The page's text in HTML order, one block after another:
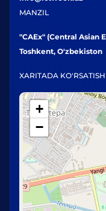
MANZIL
"CAEx" (Central Asian
Toshkent, O'zbekiston
XARITADA KO'RSATISH
+
−